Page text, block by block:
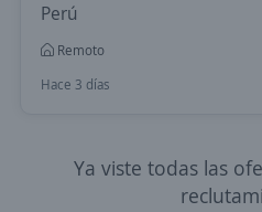
Perú
Remoto
Hace 3 días
Ya viste todas las